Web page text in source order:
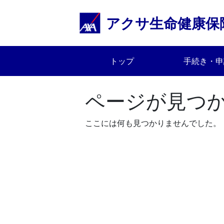
アクサ生命健康
トップ 手続き・
ページが見つ
ここには何も見つかりませんでした。